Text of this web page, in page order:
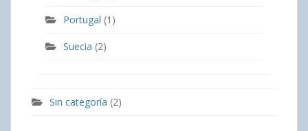
Portugal (1)
Suecia (2)
Sin categoría (2)